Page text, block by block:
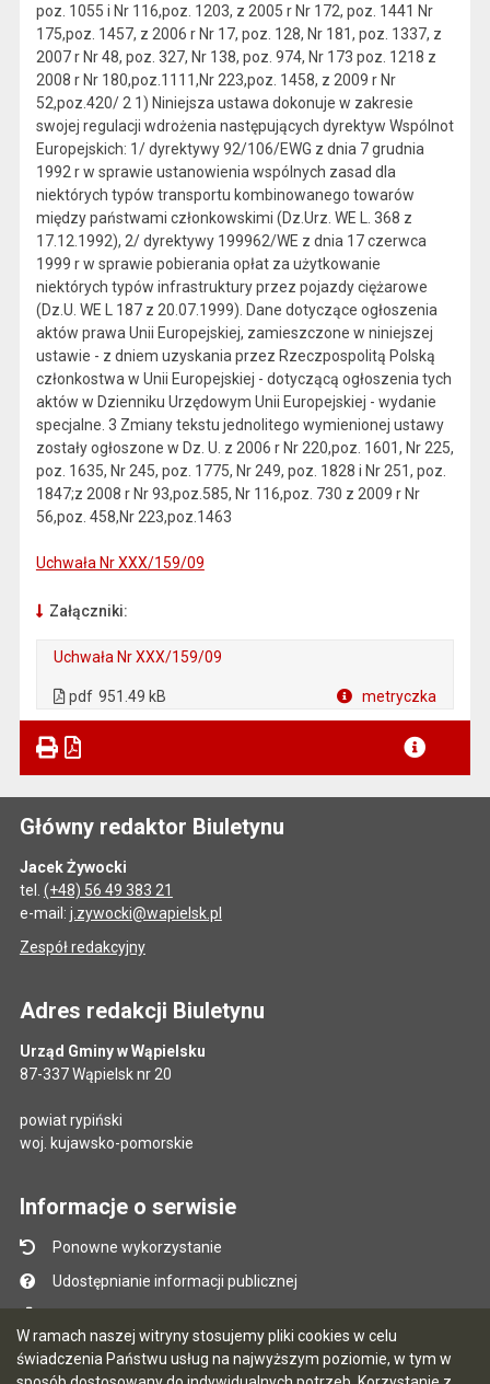
W ramach naszej witryny stosujemy pliki cookies w celu
świadczenia Państwu usług na najwyższym poziomie, w tym w
poz. 1055 i Nr 116,poz. 1203, z 2005 r Nr 172, poz. 1441 Nr
175,poz. 1457, z 2006 r Nr 17, poz. 128, Nr 181, poz. 1337, z
2007 r Nr 48, poz. 327, Nr 138, poz. 974, Nr 173 poz. 1218 z
2008 r Nr 180,poz.1111,Nr 223,poz. 1458, z 2009 r Nr
52,poz.420/ 2 1) Niniejsza ustawa dokonuje w zakresie
swojej regulacji wdrożenia następujących dyrektyw Wspólnot
Europejskich: 1/ dyrektywy 92/106/EWG z dnia 7 grudnia
1992 r w sprawie ustanowienia wspólnych zasad dla
niektórych typów transportu kombinowanego towarów
między państwami członkowskimi (Dz.Urz. WE L. 368 z
17.12.1992), 2/ dyrektywy 199962/WE z dnia 17 czerwca
1999 r w sprawie pobierania opłat za użytkowanie
niektórych typów infrastruktury przez pojazdy ciężarowe
(Dz.U. WE L 187 z 20.07.1999). Dane dotyczące ogłoszenia
aktów prawa Unii Europejskiej, zamieszczone w niniejszej
ustawie - z dniem uzyskania przez Rzeczpospolitą Polską
członkostwa w Unii Europejskiej - dotyczącą ogłoszenia tych
aktów w Dzienniku Urzędowym Unii Europejskiej - wydanie
specjalne. 3 Zmiany tekstu jednolitego wymienionej ustawy
zostały ogłoszone w Dz. U. z 2006 r Nr 220,poz. 1601, Nr 225,
poz. 1635, Nr 245, poz. 1775, Nr 249, poz. 1828 i Nr 251, poz.
1847;z 2008 r Nr 93,poz.585, Nr 116,poz. 730 z 2009 r Nr
56,poz. 458,Nr 223,poz.1463
Uchwała Nr XXX/159/09
Załączniki:
Uchwała Nr XXX/159/09
pdf 951.49 kB metryczka
Główny redaktor Biuletynu
Jacek Żywocki
tel. (+48) 56 49 383 21
e-mail: j.zywocki@wapielsk.pl
Zespół redakcyjny
Adres redakcji Biuletynu
Urząd Gminy w Wąpielsku
87-337 Wąpielsk nr 20
powiat rypiński
woj. kujawsko-pomorskie
Informacje o serwisie
Ponowne wykorzystanie
Udostępnianie informacji publicznej
Mapa serwisu
Instrukcja obsługi